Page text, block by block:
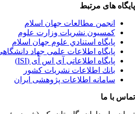
های مرتبط
انجمن مطالعات جهان اسلام
کمسیون نشریات وزارت علوم
پايگاه استنادي علوم جهان اسلام
پایگاه اطلاعات علمی جهاد دانشگاهی (SID)
پایگاه اطلاعاتی آی اس آی (ISI)
بانك اطلاعات نشريات كشور
سامانه اطلاعات پژوهشی ایران
با ما